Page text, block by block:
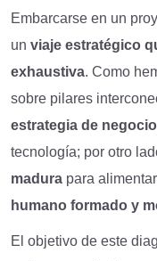
Embarcarse en un
un viaje estratégico
exhaustiva. Como
sobre pilares
estrategia de negocio
tecnología; por otro
madura para
humano formado y
El objetivo de este